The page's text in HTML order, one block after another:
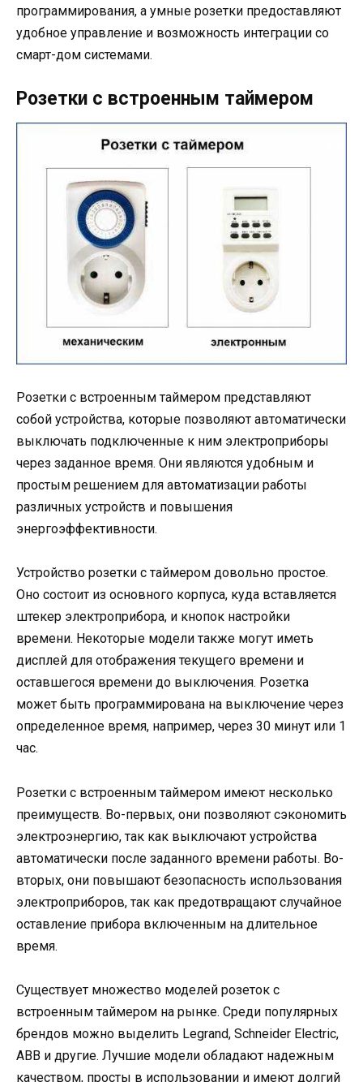
программирования, а умные розетки предоставляют
удобное управление и возможность интеграции со
смарт-дом системами.
Розетки с встроенным таймером
Розетки с встроенным таймером представляют
собой устройства, которые позволяют автоматически
выключать подключенные к ним электроприборы
через заданное время. Они являются удобным и
простым решением для автоматизации работы
различных устройств и повышения
энергоэффективности.
Устройство розетки с таймером довольно простое.
Оно состоит из основного корпуса, куда вставляется
штекер электроприбора, и кнопок настройки
времени. Некоторые модели также могут иметь
дисплей для отображения текущего времени и
оставшегося времени до выключения. Розетка
может быть программирована на выключение через
определенное время, например, через 30 минут или 1
час.
Розетки с встроенным таймером имеют несколько
преимуществ. Во-первых, они позволяют сэкономить
электроэнергию, так как выключают устройства
автоматически после заданного времени работы. Во-
вторых, они повышают безопасность использования
электроприборов, так как предотвращают случайное
оставление прибора включенным на длительное
время.
Существует множество моделей розеток с
встроенным таймером на рынке. Среди популярных
брендов можно выделить Legrand, Schneider Electric,
ABB и другие. Лучшие модели обладают надежным
качеством, просты в использовании и имеют долгий